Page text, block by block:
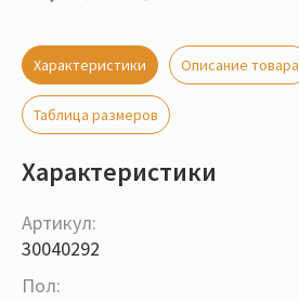
Характеристики Описание товара
Таблица размеров
Характеристики
Артикул:
30040292
Пол: